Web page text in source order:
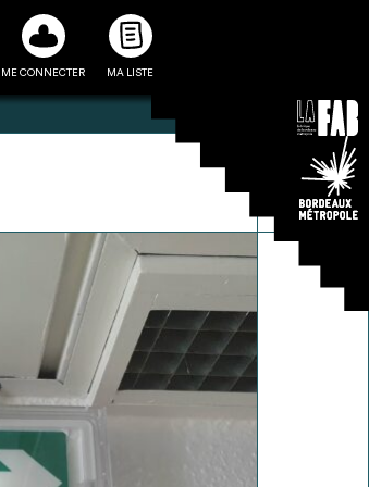
ME CONNECTER MA LISTE
Être recontacté afin d’obtenir
plus de renseignements sur les
modalités et stratégies de
récupérations envisageables